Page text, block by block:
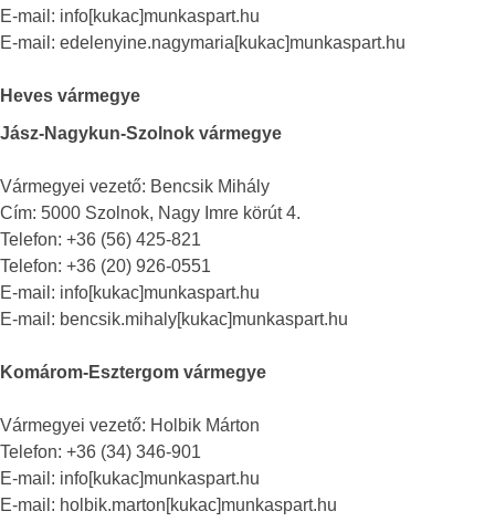
E-mail: info[kukac]munkaspart.hu
E-mail: edelenyine.nagymaria[kukac]munkaspart.hu
Heves vármegye
Jász-Nagykun-Szolnok vármegye
Vármegyei vezető: Bencsik Mihály
Cím: 5000 Szolnok, Nagy Imre körút 4.
Telefon: +36 (56) 425-821
Telefon: +36 (20) 926-0551
E-mail: info[kukac]munkaspart.hu
E-mail: bencsik.mihaly[kukac]munkaspart.hu
Komárom-Esztergom vármegye
Vármegyei vezető: Holbik Márton
Telefon: +36 (34) 346-901
E-mail: info[kukac]munkaspart.hu
E-mail: holbik.marton[kukac]munkaspart.hu